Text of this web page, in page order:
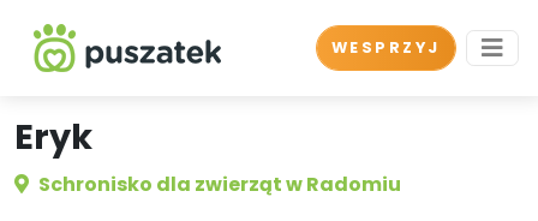
WESPRZYJ
Eryk
Schronisko dla zwierząt w Radomiu